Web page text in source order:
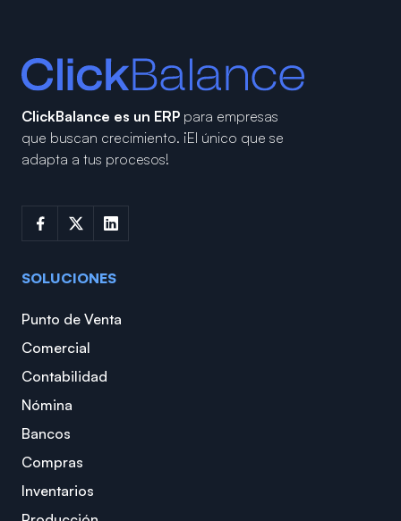
ClickBalance es un ERP para empresas
que buscan crecimiento. ¡El único que se
adapta a tus procesos!
SOLUCIONES
Punto de Venta
Comercial
Contabilidad
Nómina
Bancos
Compras
Inventarios